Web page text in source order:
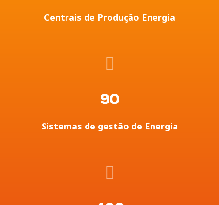
Centrais de Produção Energia
90
Sistemas de gestão de Energia